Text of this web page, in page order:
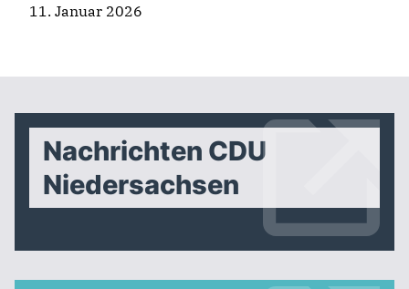
11. Januar 2026
Nachrichten CDU
Niedersachsen